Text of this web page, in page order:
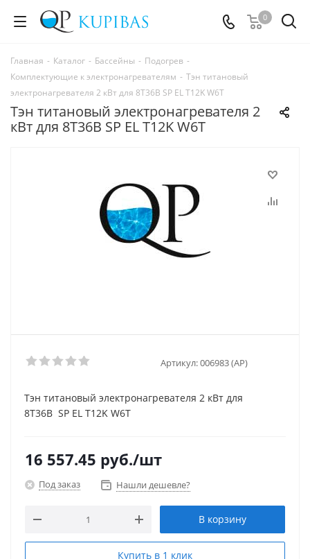
0
Главная - Каталог - Бассейны - Подогрев -
Комплектующие к электронагревателям - Тэн титановый
электронагревателя 2 кВт для 8Т36В SP EL T12K W6T
Тэн титановый электронагревателя 2
кВт для 8Т36В SP EL T12K W6T
Артикул:006983 (AP)
Тэн титановый электронагревателя 2 кВт для
8Т36В SP EL T12K W6T
16 557.45 руб./шт
Под заказ Нашли дешевле?
В корзину
Купить в 1 клик